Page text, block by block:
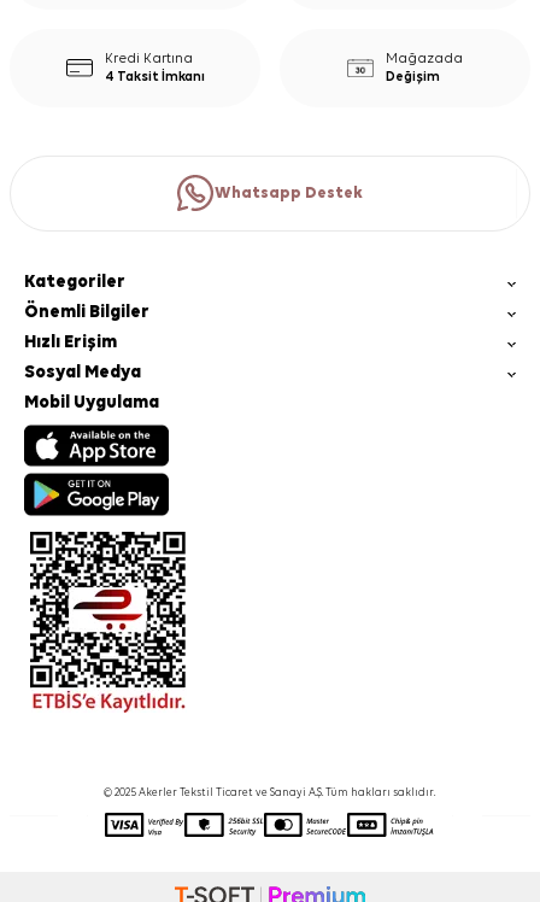
Kredi Kartına
4 Taksit İmkanı
Mağazada
Değişim
Whatsapp Destek
Kategoriler
Önemli Bilgiler
Hızlı Erişim
Sosyal Medya
Mobil Uygulama
© 2025 Akerler Tekstil Ticaret ve Sanayi A.Ş. Tüm hakları saklıdır.